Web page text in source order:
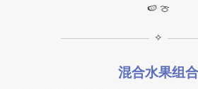
🍉 🍈
✧
混合水果组合